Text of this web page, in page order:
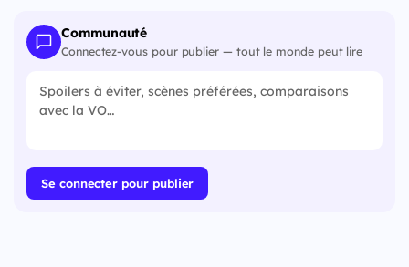
Communauté
Connectez-vous pour publier — tout le monde peut lire
Se connecter pour publier